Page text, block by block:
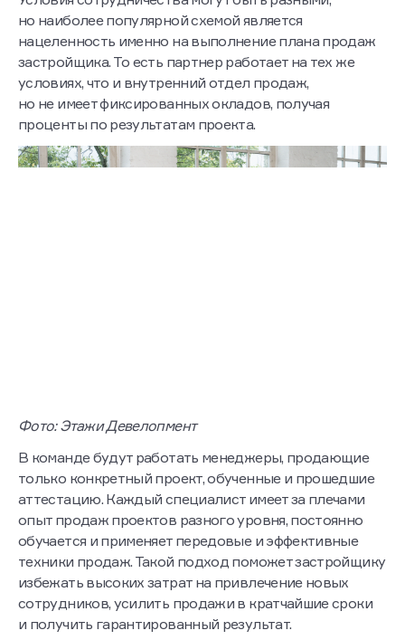
но наиболее популярной схемой является
нацеленность именно на выполнение плана продаж
застройщика. То есть партнер работает на тех же
условиях, что и внутренний отдел продаж,
но не имеет фиксированных окладов, получая
проценты по результатам проекта.
Фото: Этажи Девелопмент
В команде будут работать менеджеры, продающие
только конкретный проект, обученные и прошедшие
аттестацию. Каждый специалист имеет за плечами
опыт продаж проектов разного уровня, постоянно
обучается и применяет передовые и эффективные
техники продаж. Такой подход поможет застройщику
избежать высоких затрат на привлечение новых
сотрудников, усилить продажи в кратчайшие сроки
и получить гарантированный результат.